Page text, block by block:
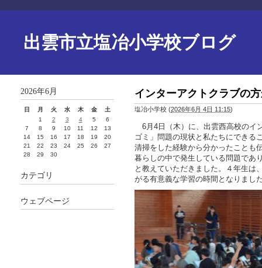
出雲市立塩冶小学校ブログ
インターアクトクラブの
塩冶小学校 (2026年6月 4日 11:15)
6月4日（木）に、出雲西高校のイ
ゴミ」問題の現状と私たちにできる
清掃をした経験から分かったことも
暮らしの中で発生している問題であ
と教えていただきました。４年生は
がる有意義な学習の時間となりまし
2026年6月
日 月 火 水 木 金
土
1
2 3 4 5
6
7
8 9 10 11 12
13
14
15 16 17 18 19
20
21
22 23 24 25 26
27
28
29 30
カテゴリ
ウェブページ